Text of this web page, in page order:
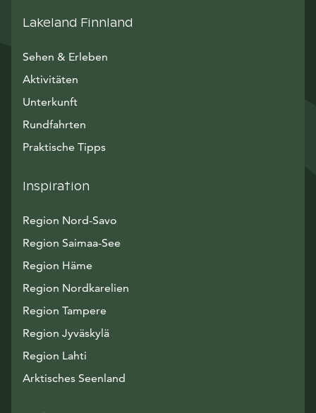
Lakeland Finnland
Sehen & Erleben
Aktivitäten
Unterkunft
Rundfahrten
Praktische Tipps
Inspiration
Region Nord-Savo
Region Saimaa-See
Region Häme
Region Nordkarelien
Region Tampere
Region Jyväskylä
Region Lahti
Arktisches Seenland